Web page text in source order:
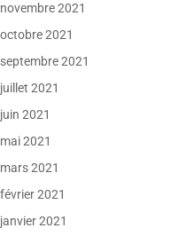
novembre 2021
octobre 2021
septembre 2021
juillet 2021
juin 2021
mai 2021
mars 2021
février 2021
janvier 2021